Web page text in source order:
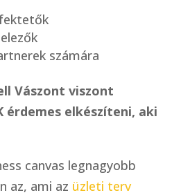
számára
Vászont viszont
érdemes elkészíteni, aki
canvas legnagyobb
az, ami az üzleti terv